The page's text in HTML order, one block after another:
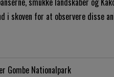
i skoven for at observere disse
Gombe Nationalpark